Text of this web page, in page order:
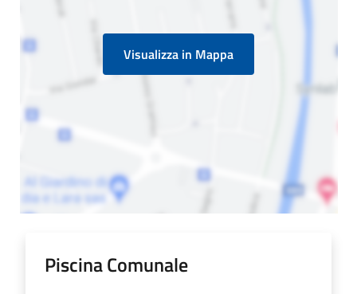
Visualizza in Mappa
Piscina Comunale